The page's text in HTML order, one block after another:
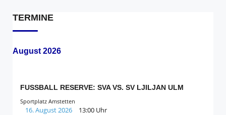
TERMINE
August 2026
FUSSBALL RESERVE: SVA VS. SV LJILJAN ULM
Sportplatz Amstetten
16. August 2026 13:00 Uhr